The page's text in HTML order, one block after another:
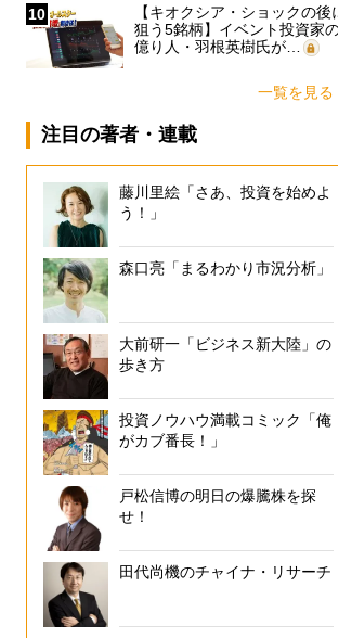
10
【キオクシア・ショックの後
狙う5銘柄】イベント投資家
億り人・羽根英樹氏が…
一覧を見る
注目の著者・連載
藤川里絵「さあ、投資を始めよ
う！」
森口亮「まるわかり市況分析」
大前研一「ビジネス新大陸」の
歩き方
投資ノウハウ満載コミック「俺
がカブ番長！」
戸松信博の明日の爆騰株を探
せ！
田代尚機のチャイナ・リサーチ